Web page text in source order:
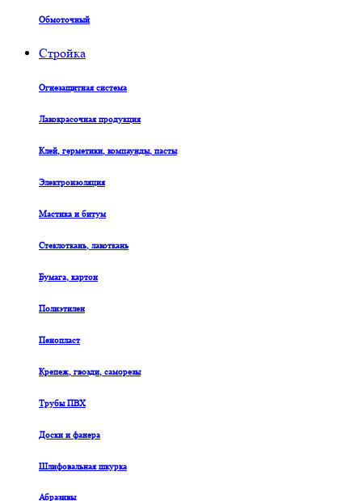
Обмоточный
Стройка
Огнезащитная система
Лакокрасочная продукция
Клей, герметики, компаунды, пасты
Электроизоляция
Мастика и битум
Стеклоткань, лакоткань
Бумага, картон
Полиэтилен
Пенопласт
Крепеж, гвозди, саморезы
Трубы ПВХ
Доски и фанера
Шлифовальная шкурка
Абразивы